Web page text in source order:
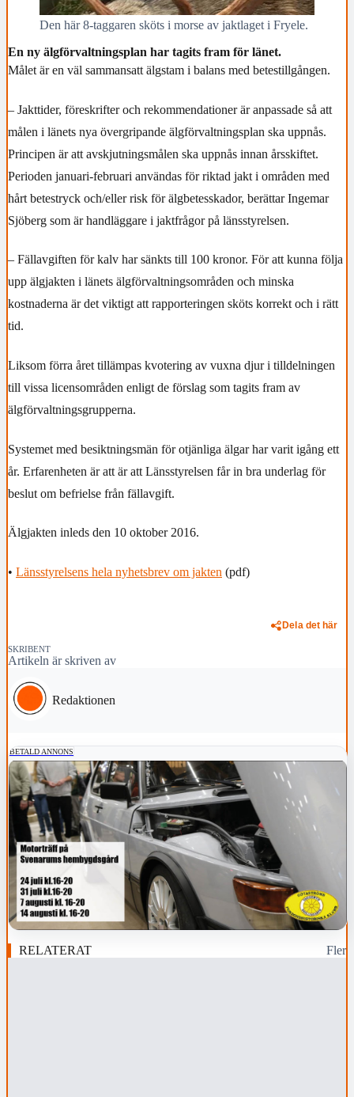
Den här 8-taggaren sköts i morse av jaktlaget i Fryele.
En ny älgförvaltningsplan har tagits fram för länet.
Målet är en väl sammansatt älgstam i balans med betestillgången.
– Jakttider, föreskrifter och rekommendationer är anpassade så att
målen i länets nya övergripande älgförvaltningsplan ska uppnås.
Principen är att avskjutningsmålen ska uppnås innan årsskiftet.
Perioden januari-februari användas för riktad jakt i områden med
hårt betestryck och/eller risk för älgbetesskador, berättar Ingemar
Sjöberg som är handläggare i jaktfrågor på länsstyrelsen.
– Fällavgiften för kalv har sänkts till 100 kronor. För att kunna följa
upp älgjakten i länets älgförvaltningsområden och minska
kostnaderna är det viktigt att rapporteringen sköts korrekt och i rätt
tid.
Liksom förra året tillämpas kvotering av vuxna djur i tilldelningen
till vissa licensområden enligt de förslag som tagits fram av
älgförvaltningsgrupperna.
Systemet med besiktningsmän för otjänliga älgar har varit igång ett
år. Erfarenheten är att är att Länsstyrelsen får in bra underlag för
beslut om befrielse från fällavgift.
Älgjakten inleds den 10 oktober 2016.
• Länsstyrelsens hela nyhetsbrev om jakten (pdf)
Dela det här
SKRIBENT
Artikeln är skriven av
Redaktionen
BETALD ANNONS
RELATERAT Fler